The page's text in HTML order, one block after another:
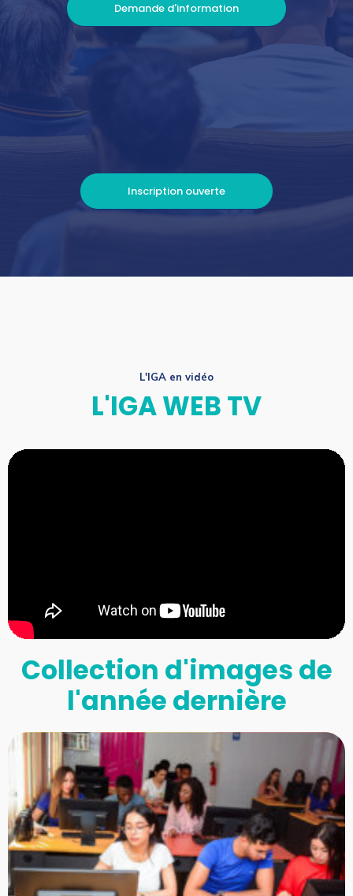
Demande d'information
Inscription ouverte
L'IGA en vidéo
L'IGA WEB TV
Collection d'images de
l'année dernière